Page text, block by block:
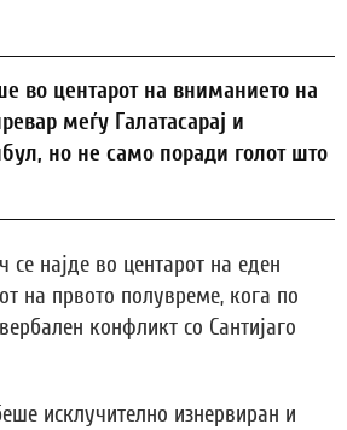
во центарот на вниманието на
меѓу Галатасарај и
но не само поради голот што
се најде во центарот на еден
на првото полувреме, кога по
конфликт со Сантијаго
исклучително изнервиран и